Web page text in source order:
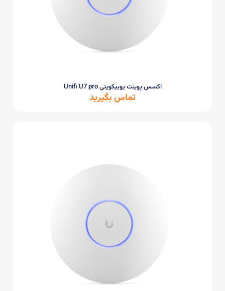
اکسس پوینت یوبیکویتی Unifi U7 pro
تماس بگیرید